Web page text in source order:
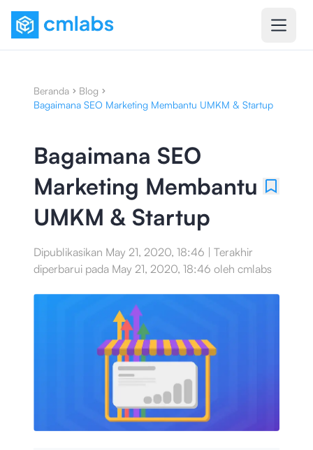
Beranda
Blog
Bagaimana SEO Marketing Membantu UMKM & Startup
Bagaimana SEO
Marketing Membantu
UMKM & Startup
Dipublikasikan May 21, 2020, 18:46 | Terakhir
diperbarui pada May 21, 2020, 18:46 oleh cmlabs